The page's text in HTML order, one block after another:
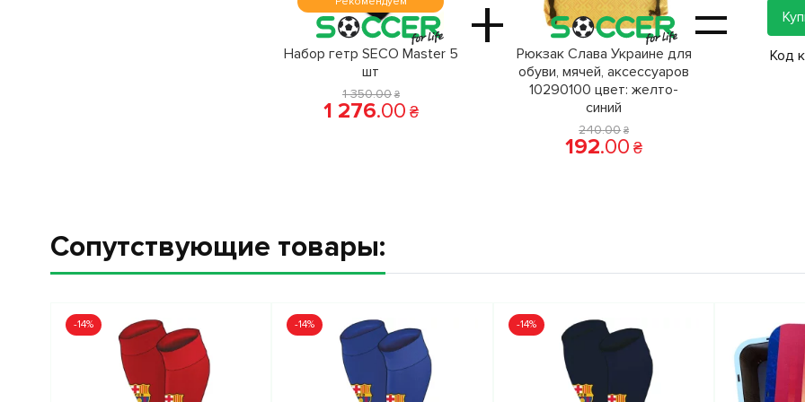
+
Набор гетр SECO Master 5
шт
1 350.00 ₴
1 276.00 ₴
Рюкзак Слава Украине для
обуви, мячей, аксессуаров
10290100 цвет: желто-
синий
240.00 ₴
192.00 ₴
= Код
Сопутствующие товары:
-14% -14% -14%